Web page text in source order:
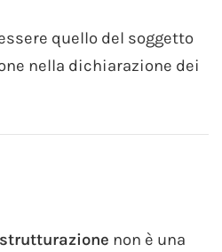
quello del soggetto
nella dichiarazione dei
non è una